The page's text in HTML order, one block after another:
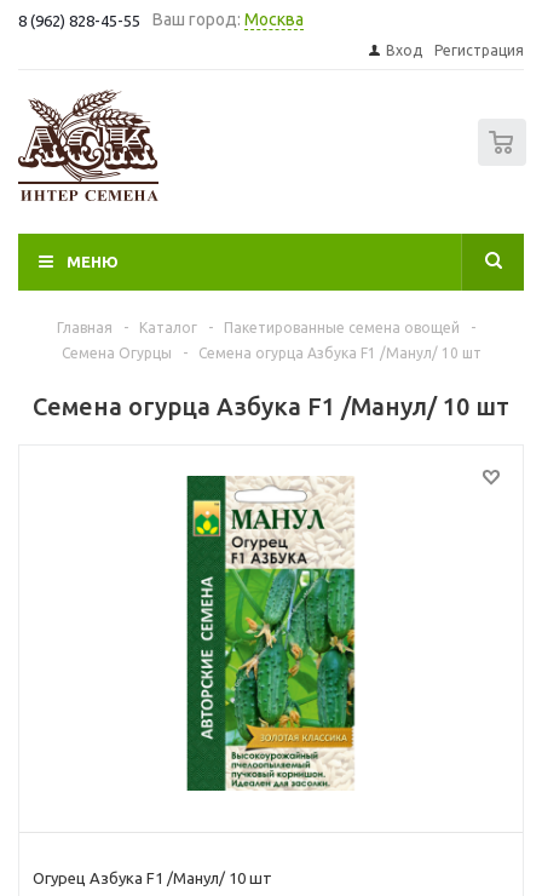
8 (962) 828-45-55 Ваш город: Москва
Вход Регистрация
МЕНЮ
Главная - Каталог - Пакетированные семена овощей
-
Семена Огурцы
- Семена огурца Азбука F1 /Манул/ 10 шт
Семена огурца Азбука F1 /Манул/ 10 шт
Огурец Азбука F1 /Манул/ 10 шт